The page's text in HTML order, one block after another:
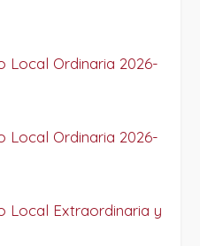
Local Ordinaria 2026-
Local Ordinaria 2026-
Local Extraordinaria y